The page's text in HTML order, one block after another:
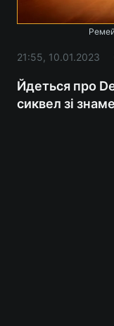
21:55, 10.01.2023
Йдеться про
сиквел зі